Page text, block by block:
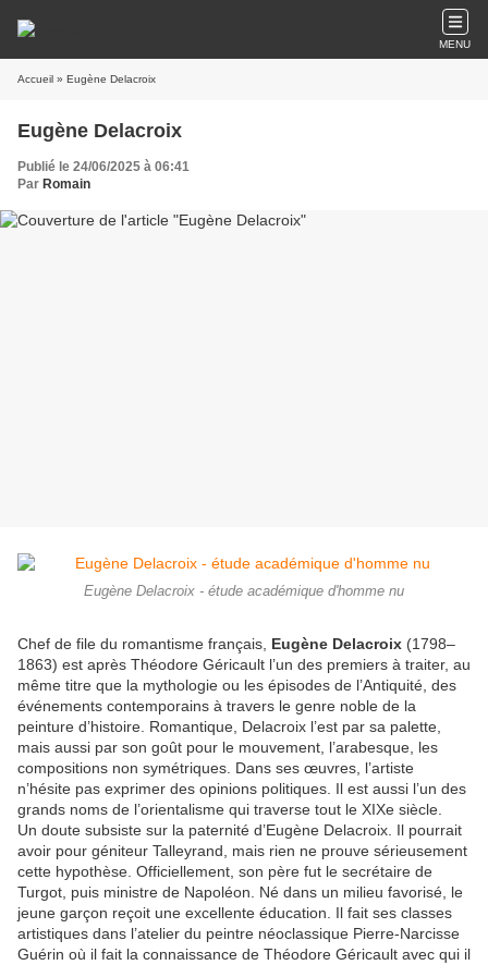
MENU
Accueil » Eugène Delacroix
Eugène Delacroix
Publié le 24/06/2025 à 06:41
Par Romain
Eugène Delacroix - étude académique d'homme nu
Chef de file du romantisme français, Eugène Delacroix (1798–
1863) est après Théodore Géricault l’un des premiers à traiter, au
même titre que la mythologie ou les épisodes de l’Antiquité, des
événements contemporains à travers le genre noble de la
peinture d’histoire. Romantique, Delacroix l’est par sa palette,
mais aussi par son goût pour le mouvement, l’arabesque, les
compositions non symétriques. Dans ses œuvres, l’artiste
n’hésite pas exprimer des opinions politiques. Il est aussi l’un des
grands noms de l’orientalisme qui traverse tout le XIXe siècle.
Un doute subsiste sur la paternité d’Eugène Delacroix. Il pourrait
avoir pour géniteur Talleyrand, mais rien ne prouve sérieusement
cette hypothèse. Officiellement, son père fut le secrétaire de
Turgot, puis ministre de Napoléon. Né dans un milieu favorisé, le
jeune garçon reçoit une excellente éducation. Il fait ses classes
artistiques dans l’atelier du peintre néoclassique Pierre-Narcisse
Guérin où il fait la connaissance de Théodore Géricault avec qui il